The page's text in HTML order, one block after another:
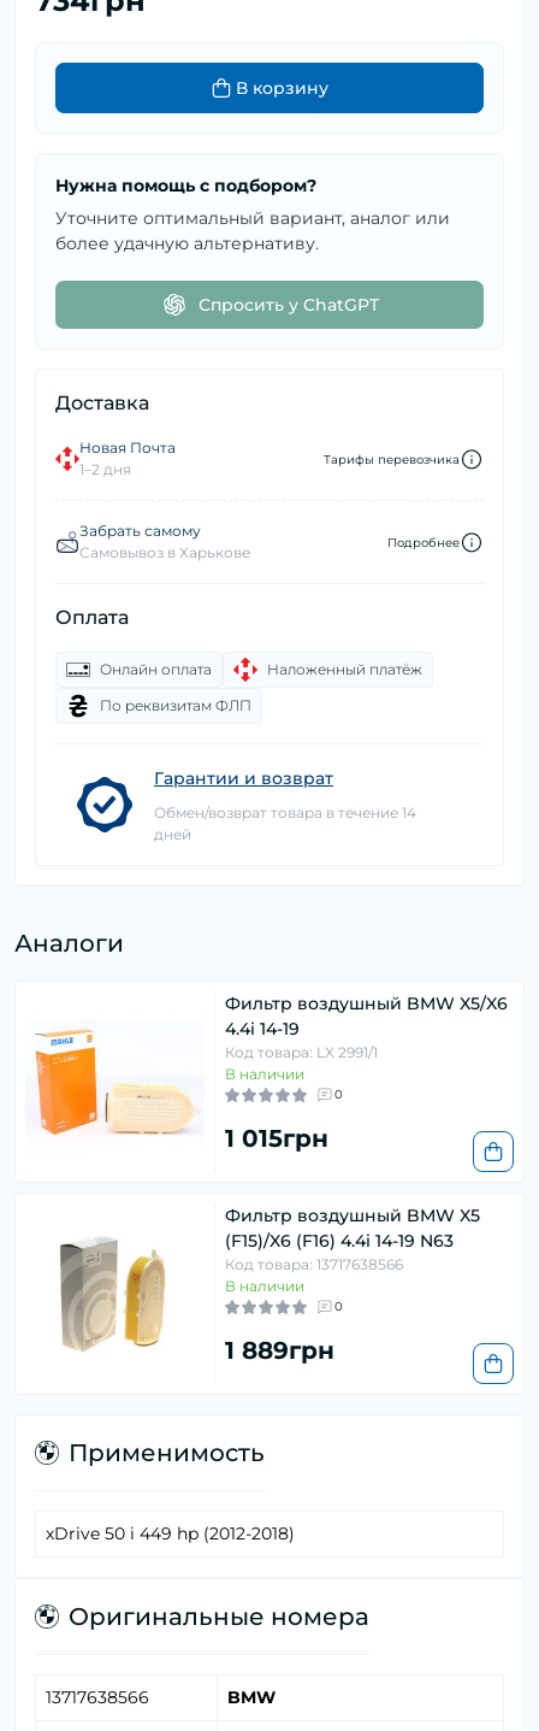
В корзину
Нужна помощь с подбором?
Уточните оптимальный вариант, аналог или
более удачную альтернативу.
Спросить у ChatGPT
Доставка
Новая Почта
1–2 дня
Тарифы перевозчика
Забрать самому
Самовывоз в Харькове
Подробнее
Оплата
Онлайн оплата
Наложенный платёж
По реквизитам ФЛП
Гарантии и возврат
Обмен/возврат товара в течение 14
дней
Аналоги
Фильтр воздушный BMW X5/X6
4.4i 14-19
Код товара: LX 2991/1
В наличии
0
1 015грн
Фильтр воздушный BMW X5
(F15)/X6 (F16) 4.4i 14-19 N63
Код товара: 13717638566
В наличии
0
1 889грн
Применимость
xDrive 50 i 449 hp (2012-2018)
Оригинальные номера
13717638566 BMW